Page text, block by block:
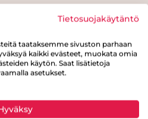
55 g
11 g
0 g
Tietosuojakäytäntö
taataksemme sivuston parhaan
kaikki evästeet, muokata omia
käytön. Saat lisätietoja
asetukset.